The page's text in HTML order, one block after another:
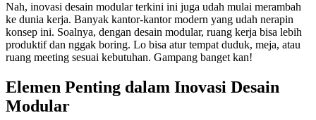
Nah, inovasi desain modular terkini ini juga udah mulai merambah
ke dunia kerja. Banyak kantor-kantor modern yang udah nerapin
konsep ini. Soalnya, dengan desain modular, ruang kerja bisa lebih
produktif dan nggak boring. Lo bisa atur tempat duduk, meja, atau
ruang meeting sesuai kebutuhan. Gampang banget kan!
Elemen Penting dalam Inovasi Desain
Modular